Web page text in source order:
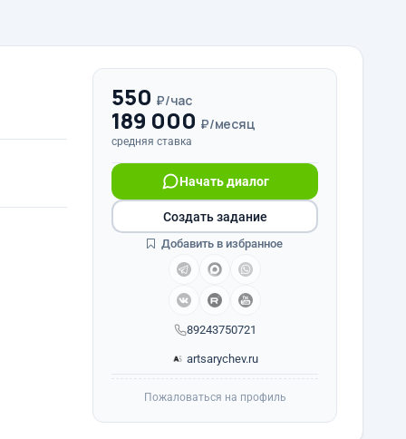
550 ₽/час
189 000 ₽/месяц
средняя ставка
89243750721
Начать диалог
artsarychev.ru
Создать задание
Добавить в избранное
Пожаловаться на профиль